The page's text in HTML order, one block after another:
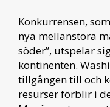
Konkurrensen,
nya mellanstora
söder”, utspelar
kontinenten.
tillgången till och
resurser förblir i